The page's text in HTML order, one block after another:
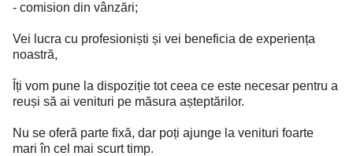
- comision din vânzări;
Vei lucra cu profesioniști și vei beneficia de experiența
noastră,
Îți vom pune la dispoziție tot ceea ce este necesar pentru a
reuși să ai venituri pe măsura așteptărilor.
Nu se oferă parte fixă, dar poți ajunge la venituri foarte
mari în cel mai scurt timp.